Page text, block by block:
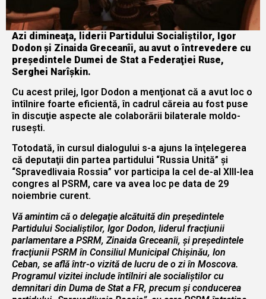
Azi dimineaţa, liderii Partidului Socialiştilor, Igor
Dodon şi Zinaida Greceanîi, au avut o întrevedere cu
preşedintele Dumei de Stat a Federaţiei Ruse,
Serghei Narîşkin.
Cu acest prilej, Igor Dodon a menţionat că a avut loc o
întîlnire foarte eficientă, în cadrul căreia au fost puse
în discuţie aspecte ale colaborării bilaterale moldo-
ruseşti.
Totodată, în cursul dialogului s-a ajuns la înţelegerea
că deputaţii din partea partidului “Russia Unită” şi
“Spravedlivaia Rossia” vor participa la cel de-al XIII-lea
congres al PSRM, care va avea loc pe data de 29
noiembrie curent.
Vă amintim că o delegaţie alcătuită din preşedintele
Partidului Socialiştilor, Igor Dodon, liderul fracţiunii
parlamentare a PSRM, Zinaida Greceanîi, şi preşedintele
fracţiunii PSRM în Consiliul Municipal Chişinău, Ion
Ceban, se află într-o vizită de lucru de o zi în Moscova.
Programul vizitei include întîlniri ale socialiştilor cu
demnitari din Duma de Stat a FR, precum şi conducerea